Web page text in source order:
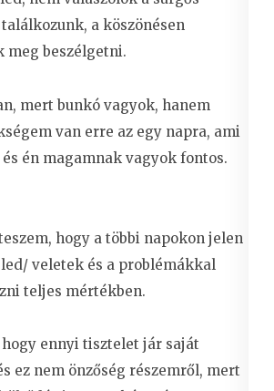
a köszönésen
meg beszélgetni.
mert bunkó vagyok, hanem
van erre az egy napra, ami
és én magamnak vagyok fontos.
hogy a többi napokon jelen
veletek és a problémákkal
teljes mértékben.
ennyi tisztelet jár saját
ez nem önzőség részemről, mert